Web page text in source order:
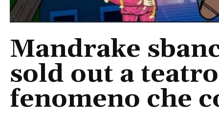
Mandrake
sold out a
fenomeno che